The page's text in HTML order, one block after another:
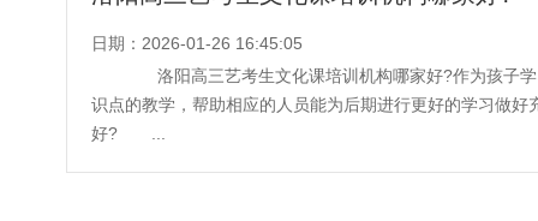
日期：2026-01-26 16:45:05
洛阳高三艺考生文化课培训机构哪家好?作为孩子学
识点的教学，帮助相应的人员能为后期进行更好的学习做
好? ...